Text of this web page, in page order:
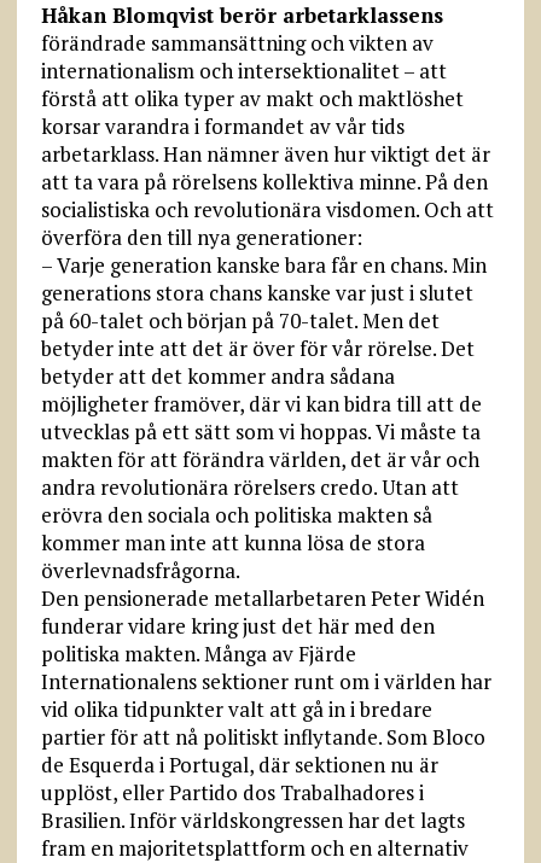
Håkan Blomqvist berör arbetarklassens
förändrade sammansättning och vikten av
internationalism och intersektionalitet – att
förstå att olika typer av makt och maktlöshet
korsar varandra i formandet av vår tids
arbetarklass. Han nämner även hur viktigt det är
att ta vara på rörelsens kollektiva minne. På den
socialistiska och revolutionära visdomen. Och att
överföra den till nya generationer:
– Varje generation kanske bara får en chans. Min
generations stora chans kanske var just i slutet
på 60-talet och början på 70-talet. Men det
betyder inte att det är över för vår rörelse. Det
betyder att det kommer andra sådana
möjligheter framöver, där vi kan bidra till att de
utvecklas på ett sätt som vi hoppas. Vi måste ta
makten för att förändra världen, det är vår och
andra revolutionära rörelsers credo. Utan att
erövra den sociala och politiska makten så
kommer man inte att kunna lösa de stora
överlevnadsfrågorna.
Den pensionerade metallarbetaren Peter Widén
funderar vidare kring just det här med den
politiska makten. Många av Fjärde
Internationalens sektioner runt om i världen har
vid olika tidpunkter valt att gå in i bredare
partier för att nå politiskt inflytande. Som Bloco
de Esquerda i Portugal, där sektionen nu är
upplöst, eller Partido dos Trabalhadores i
Brasilien. Inför världskongressen har det lagts
fram en majoritetsplattform och en alternativ